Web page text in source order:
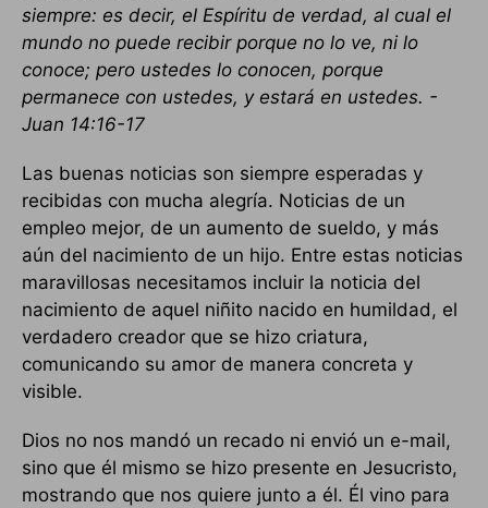
siempre: es decir, el Espíritu de verdad, al cual el
mundo no puede recibir porque no lo ve, ni lo
conoce; pero ustedes lo conocen, porque
permanece con ustedes, y estará en ustedes. -
Juan 14:16-17
Las buenas noticias son siempre esperadas y
recibidas con mucha alegría. Noticias de un
empleo mejor, de un aumento de sueldo, y más
aún del nacimiento de un hijo. Entre estas noticias
maravillosas necesitamos incluir la noticia del
nacimiento de aquel niñito nacido en humildad, el
verdadero creador que se hizo criatura,
comunicando su amor de manera concreta y
visible.
Dios no nos mandó un recado ni envió un e-mail,
sino que él mismo se hizo presente en Jesucristo,
mostrando que nos quiere junto a él. Él vino para